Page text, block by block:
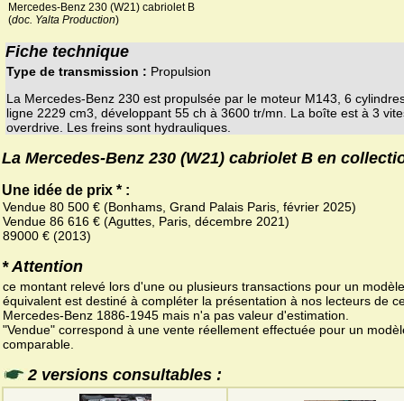
Mercedes-Benz 230 (W21) cabriolet B
(doc. Yalta Production)
Fiche technique
Type de transmission : Propulsion
La Mercedes-Benz 230 est propulsée par le moteur M143, 6
ligne 2229 cm3, développant 55 ch à 3600 tr/mn. La boîte est à 3
overdrive. Les freins sont hydrauliques.
La Mercedes-Benz 230 (W21) cabriolet B en
Une idée de prix * :
Vendue 80 500 € (Bonhams, Grand Palais Paris, février 2025)
Vendue 86 616 € (Aguttes, Paris, décembre 2021)
89000 € (2013)
* Attention
ce montant relevé lors d'une ou plusieurs transactions pour un modèle
équivalent est destiné à compléter la présentation à nos lecteurs de
Mercedes-Benz 1886-1945 mais n'a pas valeur d'estimation.
"Vendue" correspond à une vente réellement effectuée pour un
comparable.
2 versions consultables :